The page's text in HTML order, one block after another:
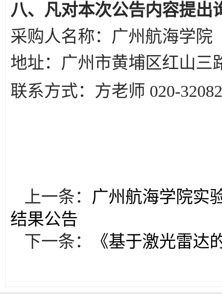
八、凡对本次公告内容提出
采购人名称：广州
地址：广州市黄埔区红山三
联系方式：方老师 020-
上一条： 广州航海学院实
结果公告
下一条：
《基于激光雷